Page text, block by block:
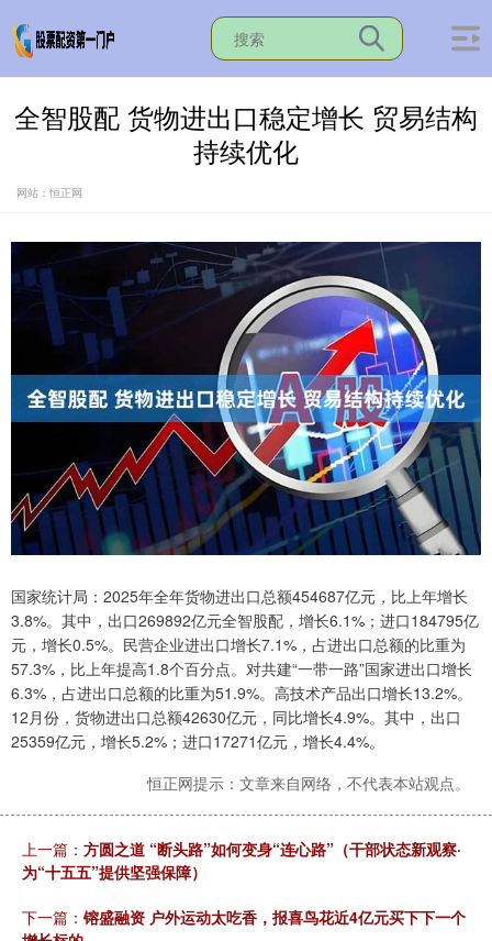
全智股配 货物进出口稳定增长 贸易结构
持续优化
网站：恒正网
国家统计局：2025年全年货物进出口总额454687亿元，比上年增长
3.8%。其中，出口269892亿元全智股配，增长6.1%；进口184795亿
元，增长0.5%。民营企业进出口增长7.1%，占进出口总额的比重为
57.3%，比上年提高1.8个百分点。对共建“一带一路”国家进出口增长
6.3%，占进出口总额的比重为51.9%。高技术产品出口增长13.2%。
12月份，货物进出口总额42630亿元，同比增长4.9%。其中，出口
25359亿元，增长5.2%；进口17271亿元，增长4.4%。
恒正网提示：文章来自网络，不代表本站观点。
上一篇： 方圆之道 “断头路”如何变身“连心路”（干部状态新观察·
为“十五五”提供坚强保障）
下一篇： 镕盛融资 户外运动太吃香，报喜鸟花近4亿元买下下一个